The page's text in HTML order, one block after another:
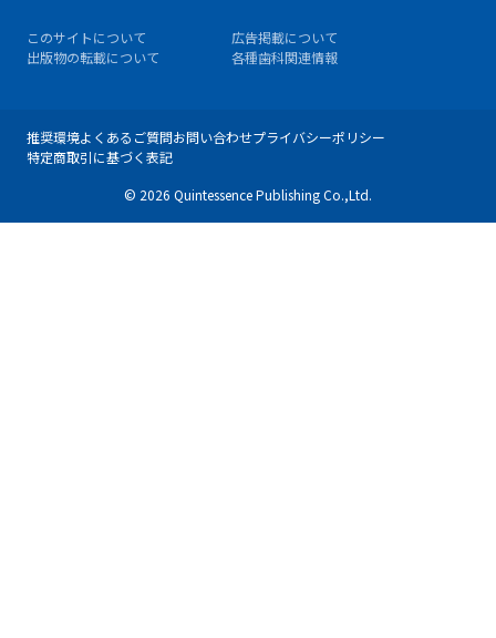
このサイトについて
広告掲載について
出版物の転載について
各種歯科関連情報
推奨環境よくあるご質問お問い合わせプライバシーポリシー
特定商取引に基づく表記
© 2026 Quintessence Publishing Co.,Ltd.